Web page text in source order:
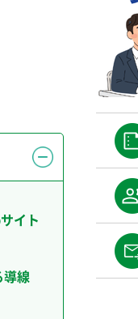
イト
導線